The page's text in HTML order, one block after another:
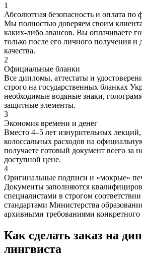
1
Абсолютная безопасность и оплата по
Мы полностью доверяем своим
каких-либо авансов. Вы оплачиваете
только после его личного получения и
качества.
2
Официальные бланки
Все дипломы, аттестаты и
строго на государственных бланках
необходимые водяные знаки,
защитные элементы.
3
Экономия времени и денег
Вместо 4–5 лет изнурительных лекций,
колоссальных расходов на
получаете готовый документ всего за
доступной цене.
4
Оригинальные подписи и «мокрые»
Документы заполняются
специалистами в строгом
стандартами Министерства
архивными требованиями конкретного
Как сделать заказ на
лингвиста